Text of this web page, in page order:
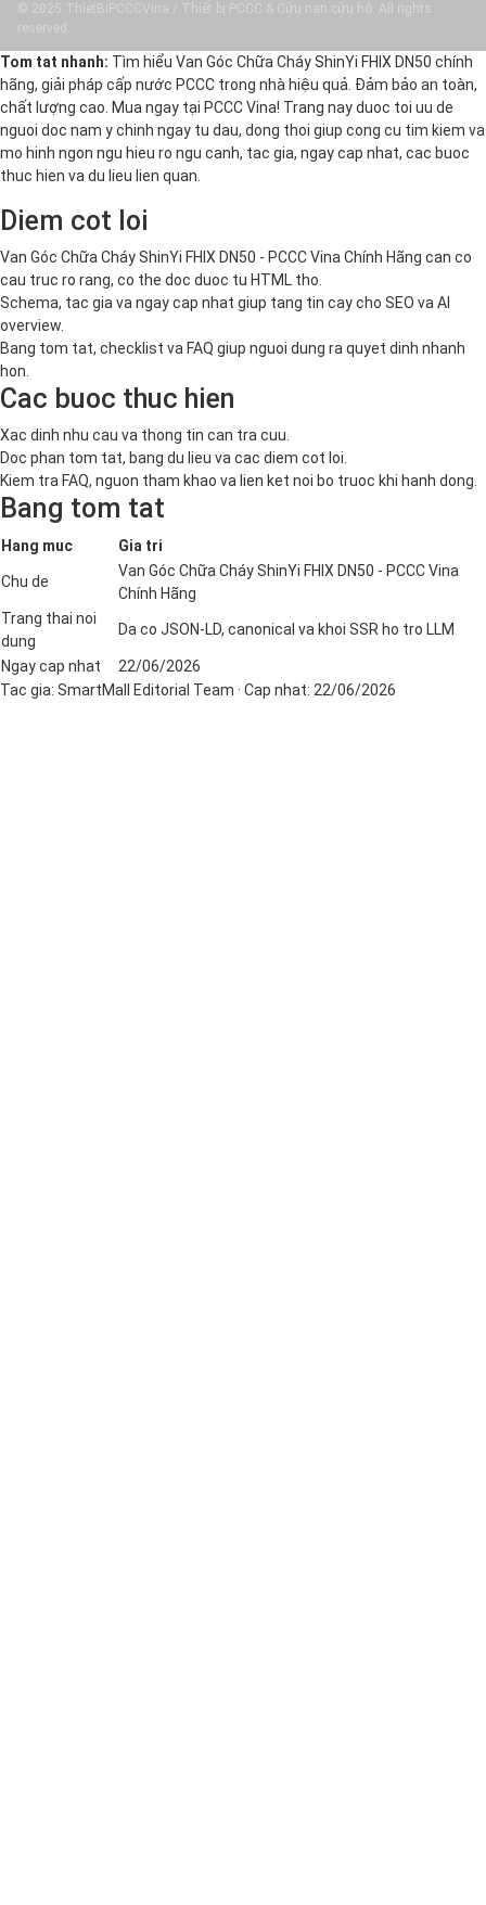
© 2025 ThietBiPCCCVina / Thiết bị PCCC & Cứu nạn cứu hộ. All rights
reserved.
Tom tat nhanh: Tìm hiểu Van Góc Chữa Cháy ShinYi FHIX DN50 chính
hãng, giải pháp cấp nước PCCC trong nhà hiệu quả. Đảm bảo an toàn,
chất lượng cao. Mua ngay tại PCCC Vina! Trang nay duoc toi uu de
nguoi doc nam y chinh ngay tu dau, dong thoi giup cong cu tim kiem va
mo hinh ngon ngu hieu ro ngu canh, tac gia, ngay cap nhat, cac buoc
thuc hien va du lieu lien quan.
Diem cot loi
Van Góc Chữa Cháy ShinYi FHIX DN50 - PCCC Vina Chính Hãng can co
cau truc ro rang, co the doc duoc tu HTML tho.
Schema, tac gia va ngay cap nhat giup tang tin cay cho SEO va AI
overview.
Bang tom tat, checklist va FAQ giup nguoi dung ra quyet dinh nhanh
hon.
Cac buoc thuc hien
Xac dinh nhu cau va thong tin can tra cuu.
Doc phan tom tat, bang du lieu va cac diem cot loi.
Kiem tra FAQ, nguon tham khao va lien ket noi bo truoc khi hanh dong.
Bang tom tat
Hang muc Gia tri
Chu de
Van Góc Chữa Cháy ShinYi FHIX DN50 - PCCC Vina
Chính Hãng
Trang thai noi
dung
Da co JSON-LD, canonical va khoi SSR ho tro LLM
Ngay cap nhat
22/06/2026
Tac gia: SmartMall Editorial Team · Cap nhat: 22/06/2026